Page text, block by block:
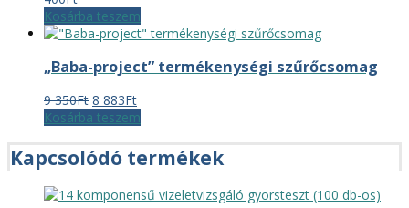
Kosárba teszem
„Baba-project” termékenységi szűrőcsomag
9 350Ft Original
price
9
350Ft.
8 883FtCurrent
price
8
883Ft.
Kosárba teszem
Kapcsolódó termékek